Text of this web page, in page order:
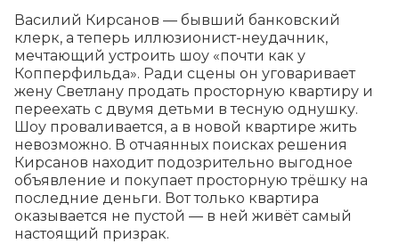
Василий Кирсанов — бывший банковский
клерк, а теперь иллюзионист-неудачник,
мечтающий устроить шоу «почти как у
Копперфильда». Ради сцены он уговаривает
жену Светлану продать просторную квартиру и
переехать с двумя детьми в тесную однушку.
Шоу проваливается, а в новой квартире жить
невозможно. В отчаянных поисках решения
Кирсанов находит подозрительно выгодное
объявление и покупает просторную трёшку на
последние деньги. Вот только квартира
оказывается не пустой — в ней живёт самый
настоящий призрак.